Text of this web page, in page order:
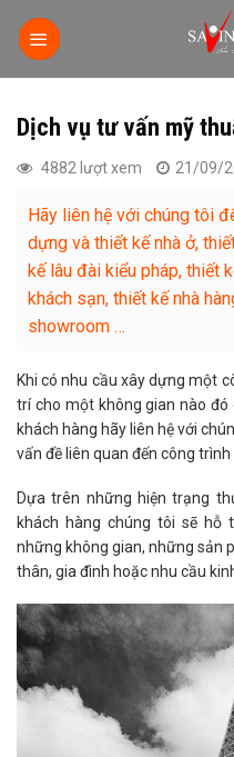
Dịch vụ tư vấn mỹ
4882 lượt xem 21/09/
Hãy liên hệ với chúng tôi
dựng và thiết kế nhà ở,
kế lâu đài kiểu pháp, thiết
khách sạn, thiết kế nhà
showroom …
Khi có nhu cầu xây dựng một
trí cho một không gian nào
khách hàng hãy liên hệ với
vấn đề liên quan đến công trình
Dựa trên những hiện trạng
khách hàng chúng tôi sẽ
những không gian, những sản
thân, gia đình hoặc nhu cầu